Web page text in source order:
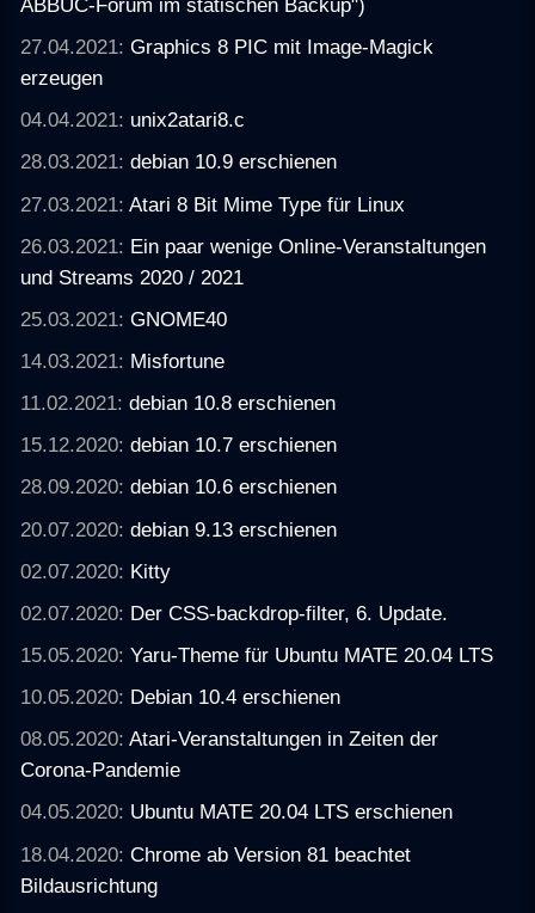
27.04.2021:Graphics 8 PIC mit Image-Magick
erzeugen
04.04.2021: unix2atari8.c
28.03.2021:debian 10.9 erschienen
27.03.2021:Atari 8 Bit Mime Type für Linux
26.03.2021: Ein paar wenige Online-Veranstaltungen
und Streams 2020 / 2021
25.03.2021:GNOME40
14.03.2021: Misfortune
11.02.2021:debian 10.8 erschienen
15.12.2020:debian 10.7 erschienen
28.09.2020:debian 10.6 erschienen
20.07.2020:debian 9.13 erschienen
02.07.2020: Kitty
02.07.2020: Der CSS-backdrop-filter, 6. Update.
15.05.2020:Yaru-Theme für Ubuntu MATE 20.04 LTS
10.05.2020: Debian 10.4 erschienen
08.05.2020:Atari-Veranstaltungen in Zeiten der
Corona-Pandemie
04.05.2020: Ubuntu MATE 20.04 LTS erschienen
18.04.2020:Chrome ab Version 81 beachtet
Bildausrichtung